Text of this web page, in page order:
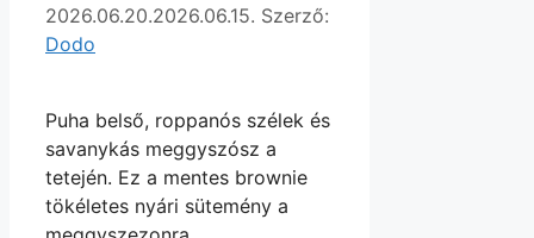
2026.06.20.2026.06.15. Szerző:
Dodo
Puha belső, roppanós szélek és
savanykás meggyszósz a
tetején. Ez a mentes brownie
tökéletes nyári sütemény a